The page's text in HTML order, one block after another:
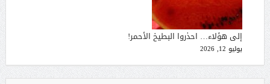
إلى هؤلاء… احذروا البطيخ الأحمر!
يوليو 12, 2026